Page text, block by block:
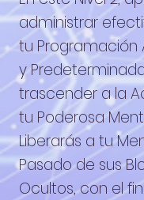
administrar
tu
y
trascender a la
tu Poderosa
Liberarás a tu
Pasado de sus
Ocultos, con el